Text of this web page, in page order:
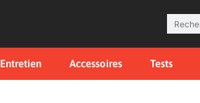
Entretien Accessoires Tests